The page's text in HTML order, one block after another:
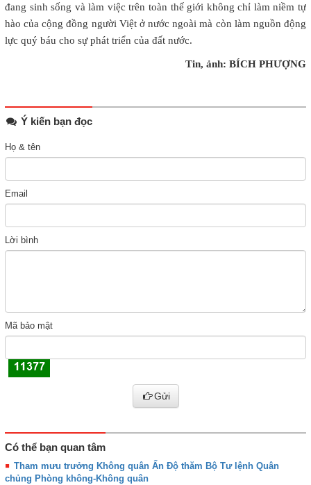
đang sinh sống và làm việc trên toàn thế giới không chỉ làm niềm tự
hào của cộng đồng người Việt ở nước ngoài mà còn làm nguồn động
lực quý báu cho sự phát triển của đất nước.
Tin, ảnh: BÍCH PHƯỢNG
Ý kiến bạn đọc
Họ & tên
Email
Lời bình
Mã bảo mật
Gửi
Có thể bạn quan tâm
Tham mưu trưởng Không quân Ấn Độ thăm Bộ Tư lệnh Quân
chủng Phòng không-Không quân